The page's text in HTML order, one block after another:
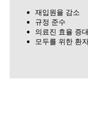
재입원율 감소
규정 준수
의료진 효율 증대
모두를 위한 환